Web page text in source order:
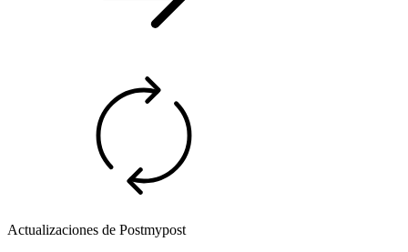
Actualizaciones de Postmypost